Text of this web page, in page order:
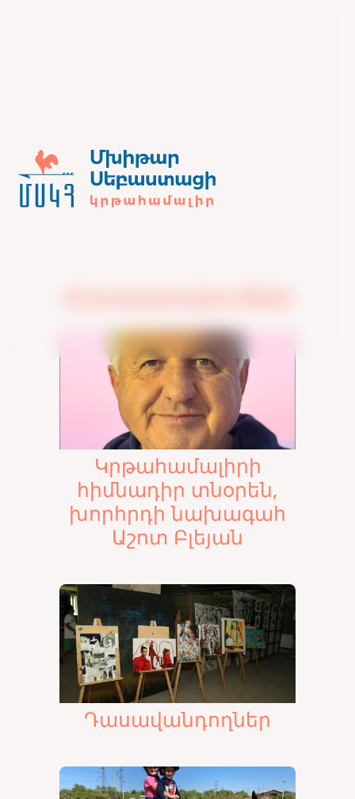
Հրապարակումներ
Կրթահամալիրի
հիմնադիր տնօրեն,
խորհրդի նախագահ
Աշոտ Բլեյան
Դասավանդողներ